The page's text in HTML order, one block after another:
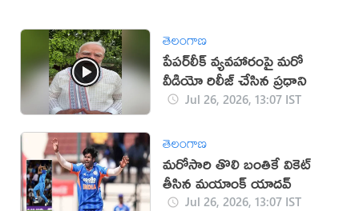
తెలంగాణ
పేపర్‌లీక్‌ వ్యవహారంపై మరో
వీడియో రిలీజ్ చేసిన ప్రధాని
Jul 26, 2026, 13:07 IST
తెలంగాణ
మరోసారి తొలి బంతికే వికెట్
తీసిన మయాంక్ యాదవ్
Jul 26, 2026, 13:07 IST